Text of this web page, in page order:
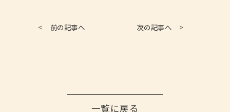
< 前の記事へ 次の記事へ >
一覧に戻る